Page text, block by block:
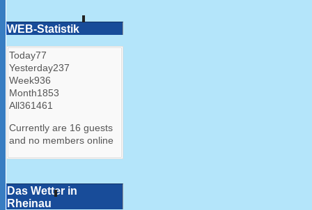
WEB-Statistik
Today77
Yesterday237
Week936
Month1853
All361461
Currently are 16 guests
and no members online
Das Wetter in
Rheinau